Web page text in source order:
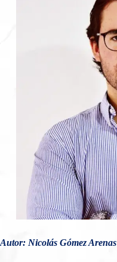
Autor: Nicolás Gómez Arenas